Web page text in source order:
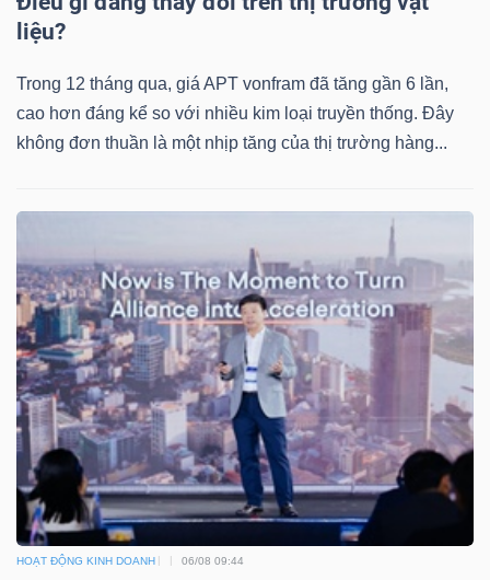
liệu?
Trong 12 tháng qua, giá APT vonfram đã tăng gần 6 lần,
cao hơn đáng kể so với nhiều kim loại truyền thống. Đây
không đơn thuần là một nhịp tăng của thị trường hàng...
HOẠT ĐỘNG KINH DOANH 06/08 09:44
(-)
Dịch
vụ
tạo
Sách
tài
chính